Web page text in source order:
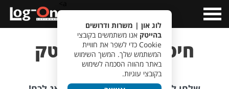
Menu
חיפוש משרות הייטק
לא מוצאים משרה מתאימה?
לוג און | משרות ודרושים
בהייטק אנו משתמשים בקובצי
Cookie כדי לשפר את חוויית
המשתמש שלך. המשך השימוש
באתר מהווה הסכמה לשימוש
בקובצי עוגיות.